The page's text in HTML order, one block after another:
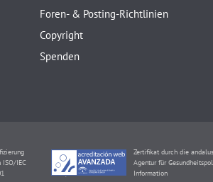
Foren- & Posting-Richtlinien
Copyright
Spenden
ISO/IEC
Zertifikat durch die
Agentur für
Information